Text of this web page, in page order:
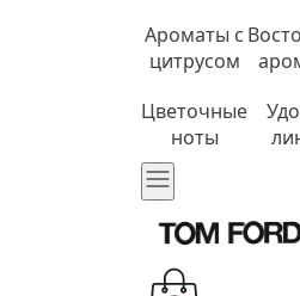
Ароматы с
цитрусом
Цветочные
ноты